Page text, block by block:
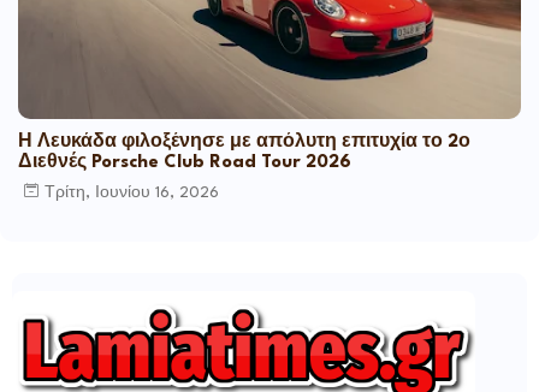
Η Λευκάδα φιλοξένησε με απόλυτη επιτυχία το 2ο
Διεθνές Porsche Club Road Tour 2026
Τρίτη, Ιουνίου 16, 2026